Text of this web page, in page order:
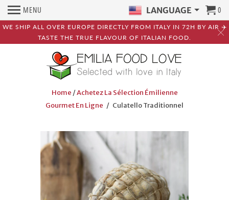
WE SHIP ALL OVER EUROPE DIRECTLY FROM ITALY IN 72H BY AIR ✈️
TASTE THE TRUE FLAVOUR OF ITALIAN FOOD.
MENU LANGUAGE 0
Home /Achetez La Sélection Émilienne
Gourmet En Ligne / Culatello Traditionnel